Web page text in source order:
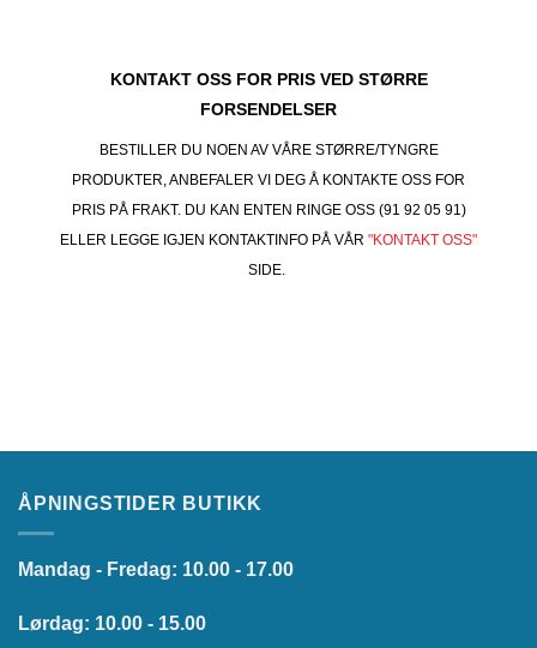
KONTAKT OSS FOR PRIS VED STØRRE
FORSENDELSER
BESTILLER DU NOEN AV VÅRE STØRRE/TYNGRE
PRODUKTER, ANBEFALER VI DEG Å KONTAKTE OSS FOR
PRIS PÅ FRAKT. DU KAN ENTEN RINGE OSS (91 92 05 91)
ELLER LEGGE IGJEN KONTAKTINFO PÅ VÅR "KONTAKT OSS"
SIDE.
ÅPNINGSTIDER BUTIKK
Mandag - Fredag: 10.00 - 17.00
Lørdag: 10.00 - 15.00